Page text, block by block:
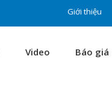
Giới thiệu
Video Báo giá